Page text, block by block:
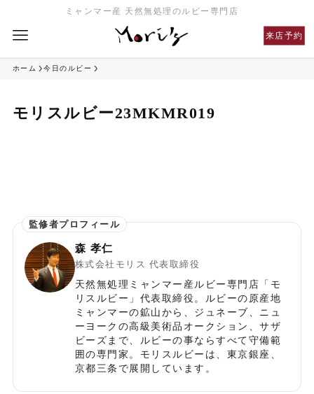
ミャンマー産 天然無処理のルビー専門店
来店予約
ホーム 今日のルビー
モリスルビー23MKMR019
森 孝仁
株式会社モリス 代表取締役
天然無処理ミャンマー産ルビー専門店「モ
リスルビー」代表取締役。ルビーの原産地
ミャンマーの鉱山から、ジュネーブ、ニュ
ーヨークの高級美術品オークション、サザ
ビーズまで、ルビーの事ならすべて守備範
囲の専門家。モリスルビーは、東京銀座、
京都三条で展開しています。